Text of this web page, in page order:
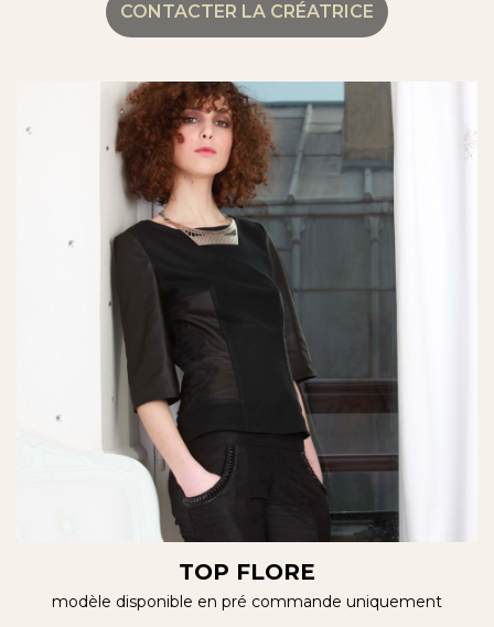
CONTACTER LA CRÉATRICE
TOP FLORE
modèle disponible en pré commande uniquement